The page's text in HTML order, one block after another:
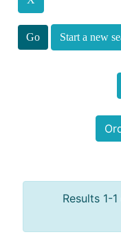
Start a new
Results 1-